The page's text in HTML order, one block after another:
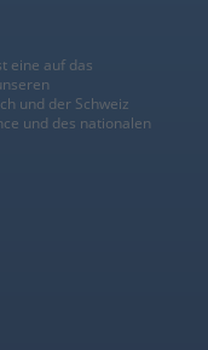
eine auf das
und der Schweiz
und des nationalen